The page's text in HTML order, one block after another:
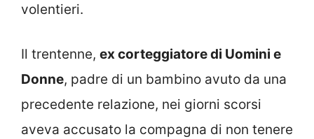
volentieri.
Il trentenne, ex corteggiatore di Uomini e
Donne, padre di un bambino avuto da una
precedente relazione, nei giorni scorsi
aveva accusato la compagna di non tenere